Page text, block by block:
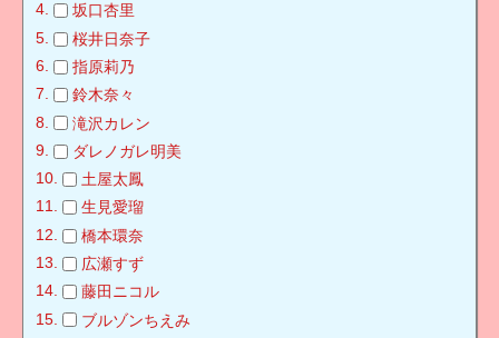
坂口杏里
桜井日奈子
指原莉乃
鈴木奈々
滝沢カレン
ダレノガレ明美
土屋太鳳
生見愛瑠
橋本環奈
広瀬すず
藤田ニコル
ブルゾンちえみ